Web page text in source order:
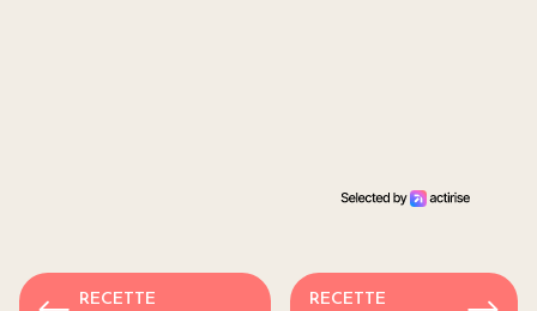
RECETTE
RECETTE